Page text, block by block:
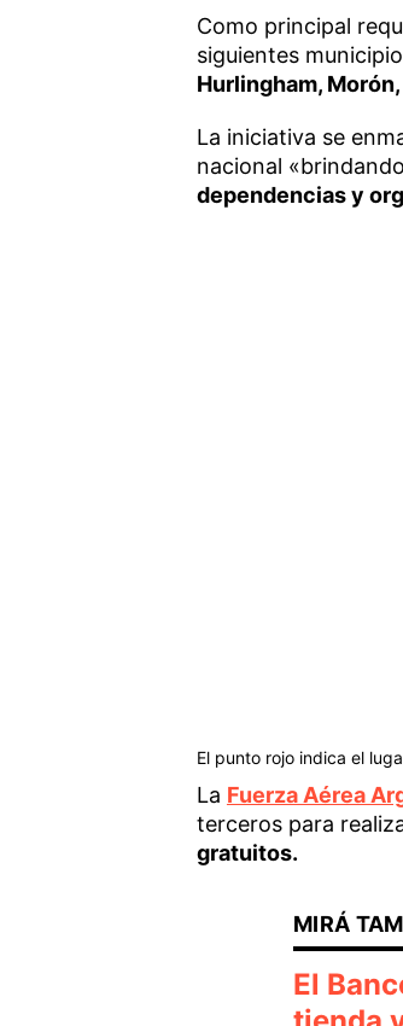
Como principal
siguientes
Hurlingham,
La iniciativa se
nacional
dependencias y
El punto rojo indica el
La Fuerza Aérea
terceros para
gratuitos.
El